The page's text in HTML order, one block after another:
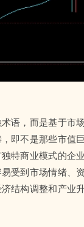
语，而是基于市
即不是那些市值
特商业模式的企
受到市场情绪、
结构调整和产业